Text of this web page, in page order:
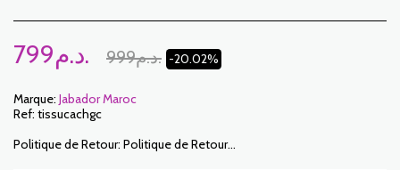
799 د.م. 999 د.م. -20.02%
Marque: Jabador Maroc
Ref: tissucachgc
Politique de Retour: Politique de Retour: Le Client dispose d’un délai de 7 jours ouvrables à compter de la date de réception pour retourner des articles commandés soit pour être remboursé soit pour un échange. Seuls les articles retournés dans les délais, dans leur emballage d’origine, non-lavés, non-portés pourront faire l’objet d’un échange. Pour faire un retour, prière de nous notifier aux adresses suivantes : jabadormaroc17@gmail.com/ jabador.maroc@gmail.com Chaque échange ou retour doit être accompagné de votre numéro de téléphone ainsi que de votre souhait d’échange. Les frais de retour sont à la charge du Client. Le Client devra organiser le transport par ses propres moyens . En cas de retour, et après réception de la marchandise par JABADOR MAROC , le client sera remboursé dans un délai de 10 jours. Les cas ou les produits peuvent être échangés : – Erreur de la taille commandée (taille livrée différente de la taille commandée) – Erreur sur la couleur commandée (couleur livrée différente de la taille commandée) Les cas ou les produits peuvent être remboursées : – Erreur de la taille ou de la couleur commandée suivi d’une rupture de stock – Dans les cas précités les produits doivent nous être retournés dans l’état dans lequel vous les avez reçus avec l’ensemble des éléments (accessoires, emballage, notice…). Le remboursement se fera par versement ou virement bancaire. Les produits en solde ou en promotion ne peuvent faire l’objet d’un retour ou échange.